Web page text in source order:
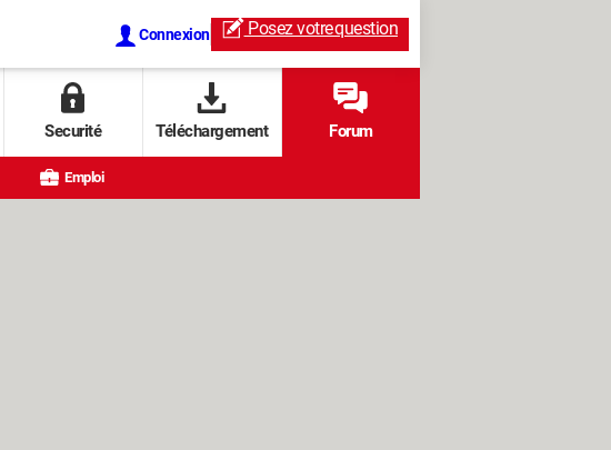
Connexion Posez votrequestion
Securité Téléchargement Forum
Emploi